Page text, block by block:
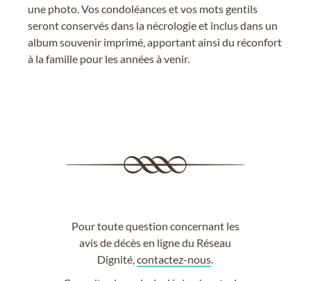
une photo. Vos condoléances et vos mots gentils
seront conservés dans la nécrologie et inclus dans un
album souvenir imprimé, apportant ainsi du réconfort
à la famille pour les années à venir.
Pour toute question concernant les
avis de décès en ligne du Réseau
Dignité,contactez-nous